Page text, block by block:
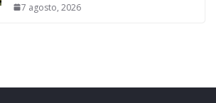
7 agosto, 2026